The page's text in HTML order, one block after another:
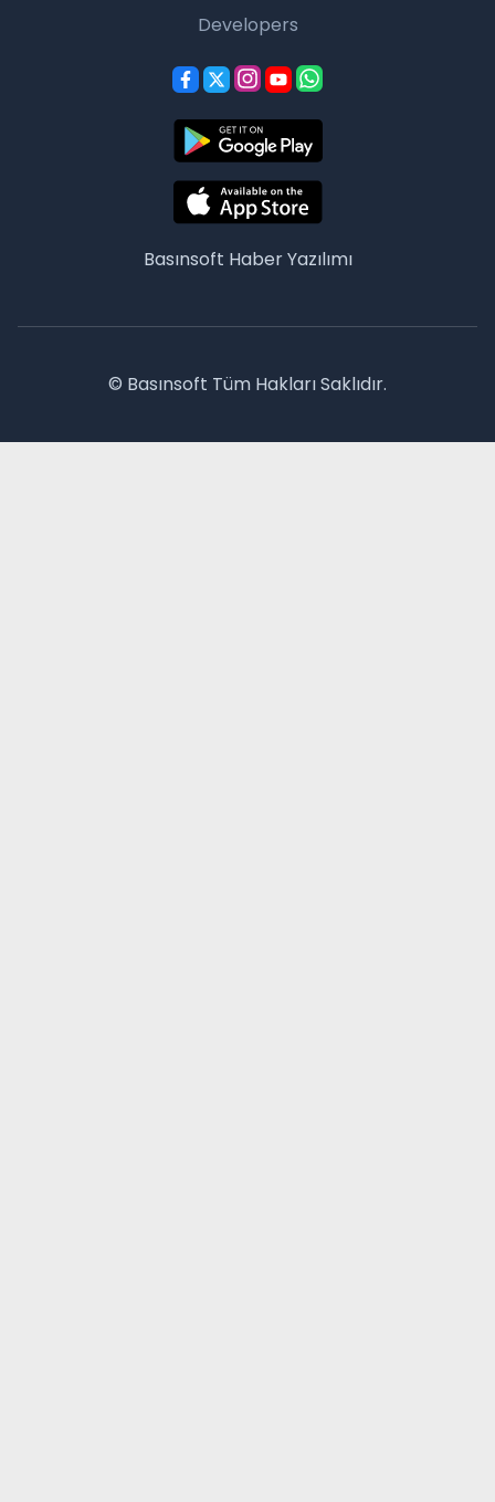
Developers
Basınsoft Haber Yazılımı
© Basınsoft Tüm Hakları Saklıdır.